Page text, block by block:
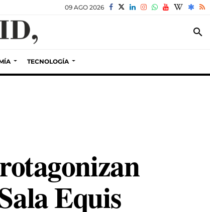
09 AGO 2026
search
TECNOLOGÍA
Equis